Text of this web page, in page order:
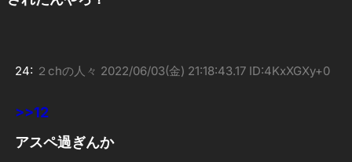
24: ２chの人々 2022/06/03(金) 21:18:43.17 ID:4KxXGXy+0
>>12
アスペ過ぎんか